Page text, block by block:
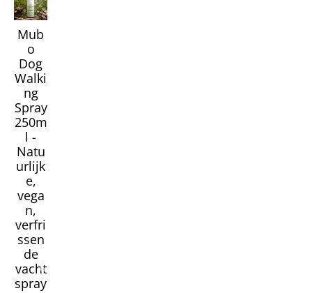
Mub
o
Dog
Walki
ng
Spray
250m
l -
Natu
urlijk
e,
vega
n,
verfri
ssen
de
vacht
spray